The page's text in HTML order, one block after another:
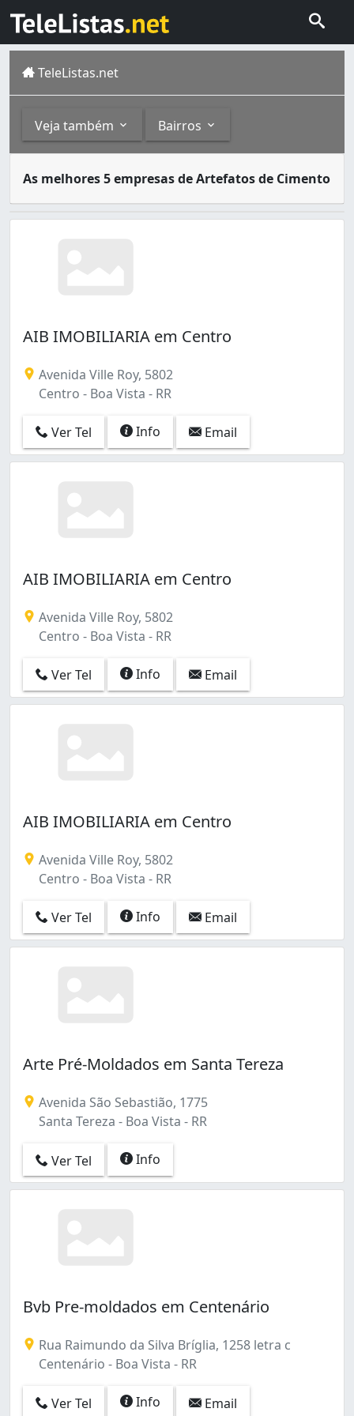
TeleListas.net
Veja também Bairros
As melhores 5 empresas de Artefatos de Cimento
AIB IMOBILIARIA em Centro
Avenida Ville Roy, 5802
Centro - Boa Vista - RR
Ver Tel Info Email
AIB IMOBILIARIA em Centro
Avenida Ville Roy, 5802
Centro - Boa Vista - RR
Ver Tel Info Email
AIB IMOBILIARIA em Centro
Avenida Ville Roy, 5802
Centro - Boa Vista - RR
Ver Tel Info Email
Arte Pré-Moldados em Santa Tereza
Avenida São Sebastião, 1775
Santa Tereza - Boa Vista - RR
Ver Tel Info
Bvb Pre-moldados em Centenário
Rua Raimundo da Silva Bríglia, 1258 letra c
Centenário - Boa Vista - RR
Ver Tel Info Email